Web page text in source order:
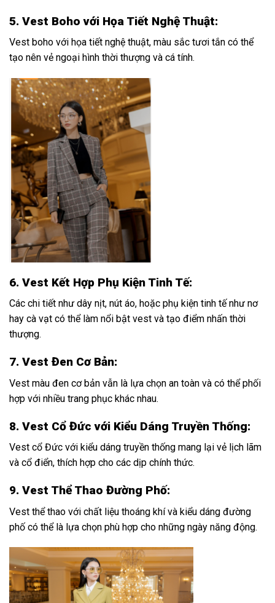
5. Vest Boho với Họa Tiết Nghệ Thuật:
Vest boho với họa tiết nghệ thuật, màu sắc tươi tắn có thể
tạo nên vẻ ngoại hình thời thượng và cá tính.
6. Vest Kết Hợp Phụ Kiện Tinh Tế:
Các chi tiết như dây nịt, nút áo, hoặc phụ kiện tinh tế như nơ
hay cà vạt có thể làm nổi bật vest và tạo điểm nhấn thời
thượng.
7. Vest Đen Cơ Bản:
Vest màu đen cơ bản vẫn là lựa chọn an toàn và có thể phối
hợp với nhiều trang phục khác nhau.
8. Vest Cổ Đức với Kiểu Dáng Truyền Thống:
Vest cổ Đức với kiểu dáng truyền thống mang lại vẻ lịch lãm
và cổ điển, thích hợp cho các dịp chính thức.
9. Vest Thể Thao Đường Phố:
Vest thể thao với chất liệu thoáng khí và kiểu dáng đường
phố có thể là lựa chọn phù hợp cho những ngày năng động.